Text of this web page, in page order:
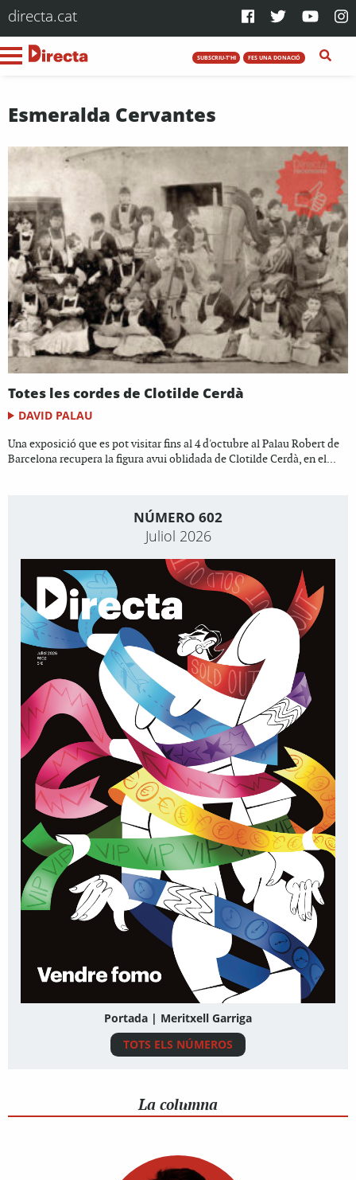
directa.cat
SUBSCRIU-T'HI FES UNA DONACIÓ
Esmeralda Cervantes
Totes les cordes de Clotilde Cerdà
DAVID PALAU
Una exposició que es pot visitar fins al 4 d'octubre al Palau Robert de
Barcelona recupera la figura avui oblidada de Clotilde Cerdà, en el...
NÚMERO 602
Juliol 2026
Portada | Meritxell Garriga
TOTS ELS NÚMEROS
La columna